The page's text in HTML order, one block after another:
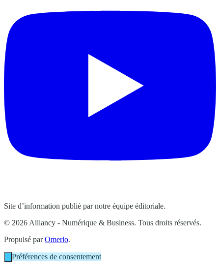
Site d’information publié par notre équipe éditoriale.
© 2026 Alliancy - Numérique & Business. Tous droits réservés.
Propulsé parOmerlo.
Préférences de consentement